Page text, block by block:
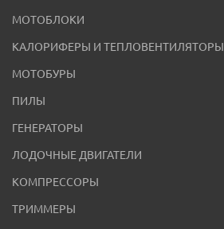
МОТОБЛОКИ
КАЛОРИФЕРЫ И ТЕПЛОВЕНТИЛЯТОРЫ
МОТОБУРЫ
ПИЛЫ
ГЕНЕРАТОРЫ
ЛОДОЧНЫЕ ДВИГАТЕЛИ
КОМПРЕССОРЫ
ТРИММЕРЫ